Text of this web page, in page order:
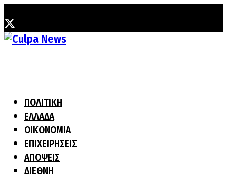
ΠΟΛΙΤΙΚΗ
ΕΛΛΑΔΑ
ΟΙΚΟΝΟΜΙΑ
ΕΠΙΧΕΙΡΗΣΕΙΣ
ΑΠΟΨΕΙΣ
ΔΙΕΘΝΗ